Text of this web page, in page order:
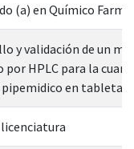
(a) en Químico
y validación de un
por HPLC para la
en tabletas
licenciatura